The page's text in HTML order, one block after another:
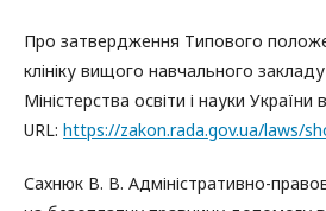
Про затвердження Типового
клініку вищого навчального
Міністерства освіти і науки
URL: https://zakon.rada.gov.ua/laws/
Сахнюк В. В. Адміністративно-